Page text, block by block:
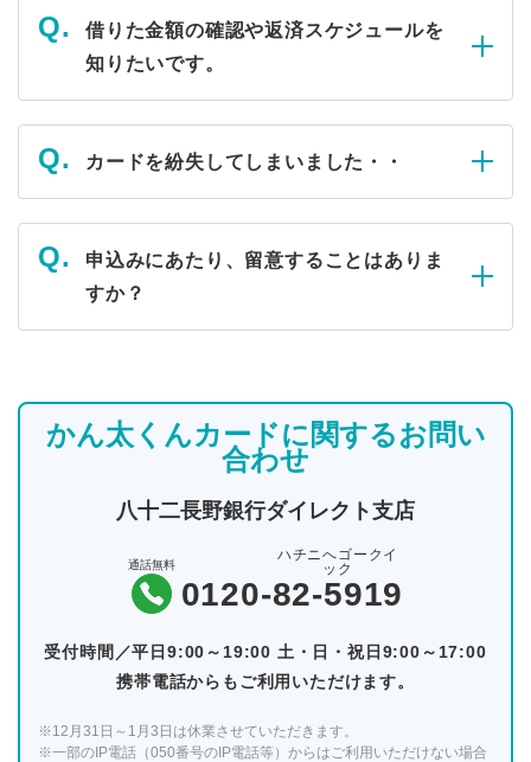
借りた金額の確認や返済スケジュールを
知りたいです。
カードを紛失してしまいました・・
申込みにあたり、留意することはありま
すか？
かん太くんカードに関するお問い
合わせ
八十二長野銀行ダイレクト支店
通話無料
0120-82-5919
ハチニへゴークイ
ック
受付時間／平日9:00～19:00 土・日・祝日9:00～17:00
携帯電話からもご利用いただけます。
※12月31日～1月3日は休業させていただきます。
※一部のIP電話（050番号のIP電話等）からはご利用いただけない場合